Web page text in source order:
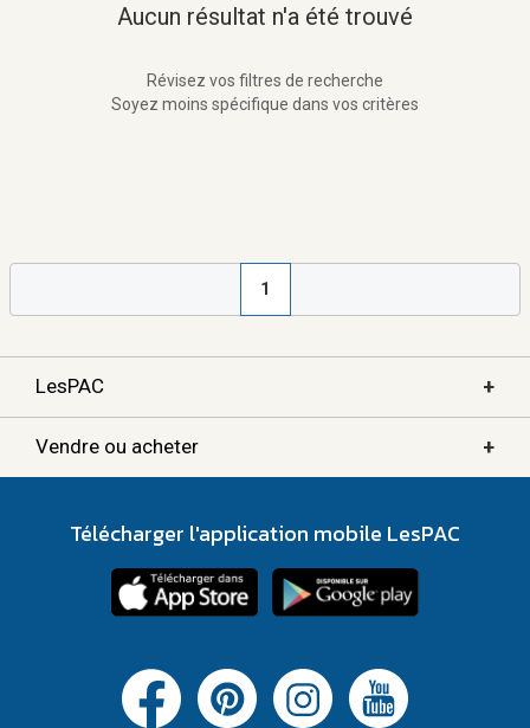
Aucun résultat n'a été trouvé
Révisez vos filtres de recherche
Soyez moins spécifique dans vos critères
1
LesPAC +
Vendre ou acheter +
Télécharger l'application mobile LesPAC